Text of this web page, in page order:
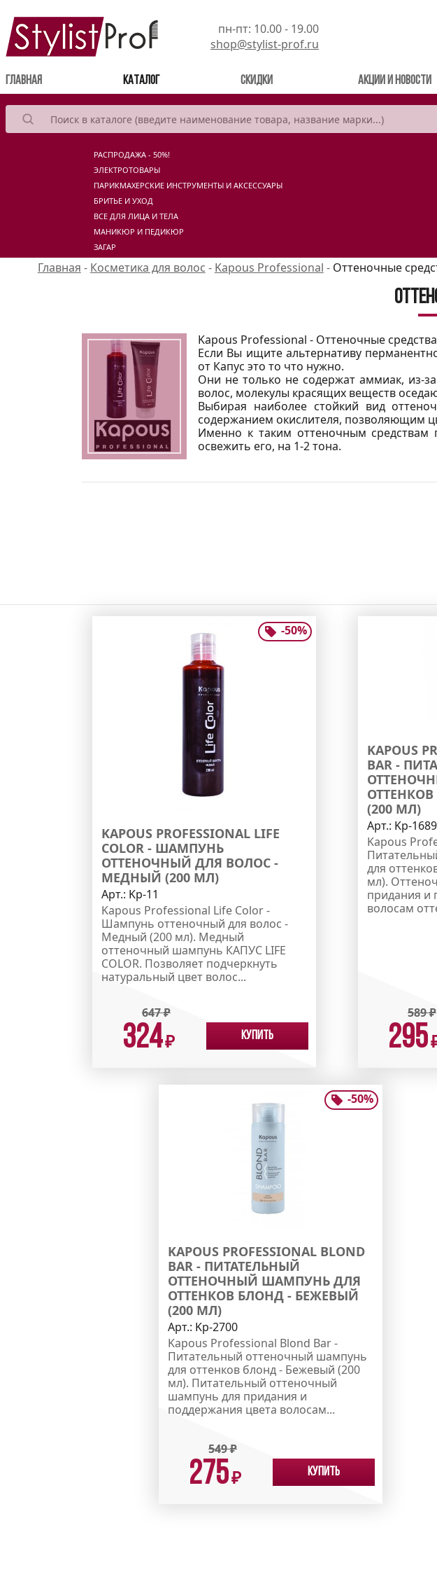
пн-пт: 10.00 - 19.00
shop@stylist-prof.ru
Главная Каталог Скидки Акции и новости
РАСПРОДАЖА - 50%!
ЭЛЕКТРОТОВАРЫ
ПАРИКМАХЕРСКИЕ ИНСТРУМЕНТЫ И АКСЕССУАРЫ
БРИТЬЕ И УХОД
ВСЕ ДЛЯ ЛИЦА И ТЕЛА
МАНИКЮР И ПЕДИКЮР
ЗАГАР
Главная - Косметика для волос - Kapous Professional - Оттеночные
Kapous Professional - Оттеночные
Если Вы ищите альтернативу
от Капус это то что нужно.
Они не только не содержат аммиак, из-
волос, молекулы красящих веществ
Выбирая наиболее стойкий вид
содержанием окислителя, позволяющим
Именно к таким оттеночным
освежить его, на 1-2 тона.
-50%
KAPOUS PROFESSIONAL LIFE
COLOR - ШАМПУНЬ
ОТТЕНОЧНЫЙ ДЛЯ ВОЛОС -
МЕДНЫЙ (200 МЛ)
Арт.: Kp-11
Kapous Professional Life Color -
Шампунь оттеночный для волос -
Медный (200 мл). Медный
оттеночный шампунь КАПУС LIFE
COLOR. Позволяет подчеркнуть
натуральный цвет волос...
647₽
324₽ Купить
KAPOUS
BAR -
(200 МЛ)
Арт.: Kp-1689
Kapous
для
мл).
придания и
волосам
589₽
295
-50%
KAPOUS PROFESSIONAL BLOND
BAR - ПИТАТЕЛЬНЫЙ
ОТТЕНОЧНЫЙ ШАМПУНЬ ДЛЯ
ОТТЕНКОВ БЛОНД - БЕЖЕВЫЙ
(200 МЛ)
Арт.: Kp-2700
Kapous Professional Blond Bar -
Питательный оттеночный шампунь
для оттенков блонд - Бежевый (200
мл). Питательный оттеночный
шампунь для придания и
поддержания цвета волосам...
549₽
275₽ Купить